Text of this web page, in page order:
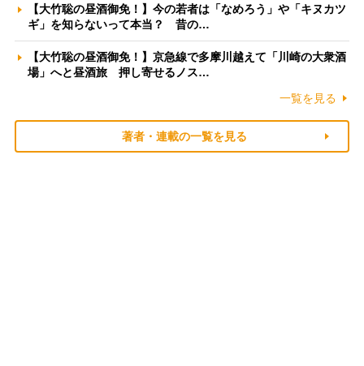
【大竹聡の昼酒御免！】今の若者は「なめろう」や「キヌカツ
ギ」を知らないって本当？ 昔の…
【大竹聡の昼酒御免！】京急線で多摩川越えて「川崎の大衆酒
場」へと昼酒旅 押し寄せるノス…
一覧を見る
著者・連載の一覧を見る